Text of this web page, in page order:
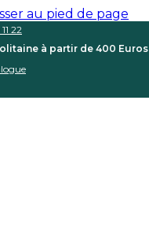
au pied de page
22
à partir de 400 Euros